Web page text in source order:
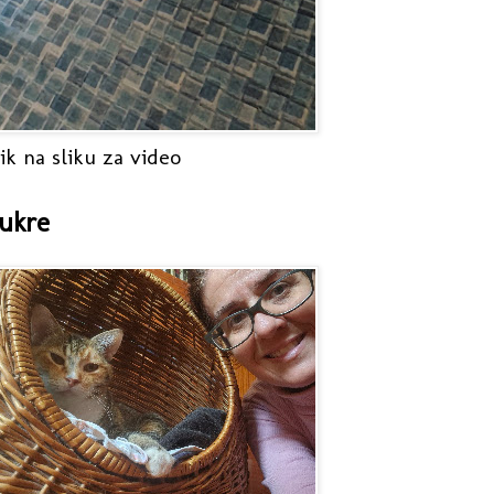
na sliku za video